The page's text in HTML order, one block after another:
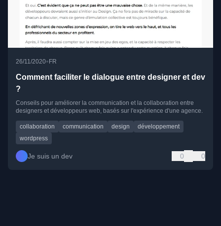
26/11/2020• FR
Comment faciliter le dialogue entre designer et dev
?
Conseils pour améliorer la communication et la collaboration entre
designers et développeurs web, basés sur l'expérience d'une agence.
collaboration communication design
développement
wordpress
Je suis un dev 0 0